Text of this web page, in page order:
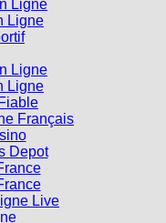
Ligne
Ligne
Ligne
Ligne
Français
Depot
Live